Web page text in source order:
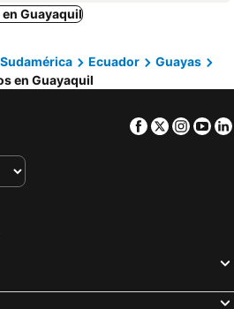
TRYP by Wyndham Guayaquil Airport
DoubleTree by Hilton Guayaquil
GH Galeria Hotel
Hotel Apart Guayaquil Aeropuerto
Hotel Rizzo
Guayaquil
Ecuador
Guayas
en Guayaquil
Facebook
Twitter